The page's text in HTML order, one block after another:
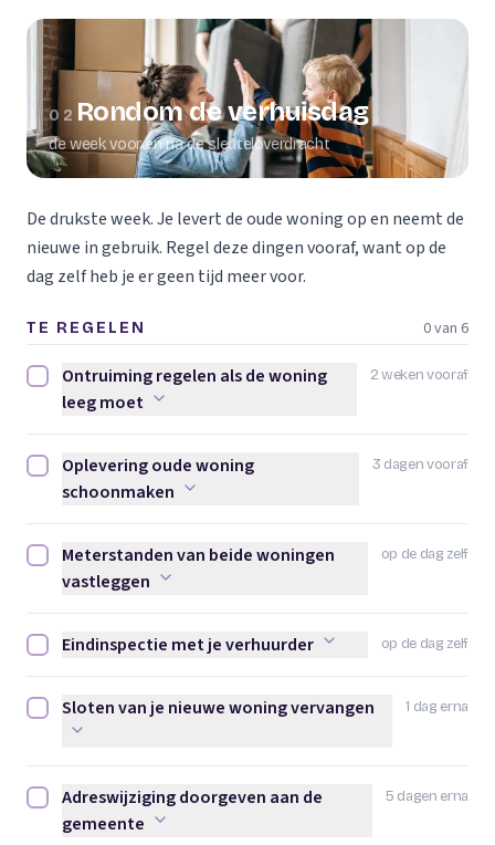
02 Rondom de verhuisdag
de week voor en na de sleuteloverdracht
De drukste week. Je levert de oude woning op en neemt de
nieuwe in gebruik. Regel deze dingen vooraf, want op de
dag zelf heb je er geen tijd meer voor.
TE REGELEN 0 van 6
2 weken vooraf
Ontruiming regelen als de woning leeg moet afvinken
Ontruiming regelen als de woning
leeg moet
3 dagen vooraf
Oplevering oude woning schoonmaken afvinken
Oplevering oude woning
schoonmaken
op de dag zelf
Meterstanden van beide woningen vastleggen afvinken
Meterstanden van beide woningen
vastleggen
op de dag zelf
Eindinspectie met je verhuurder afvinken
Eindinspectie met je verhuurder
1 dag erna
Sloten van je nieuwe woning vervangen afvinken
Sloten van je nieuwe woning vervangen
5 dagen erna
Adreswijziging doorgeven aan de gemeente afvinken
Adreswijziging doorgeven aan de
gemeente